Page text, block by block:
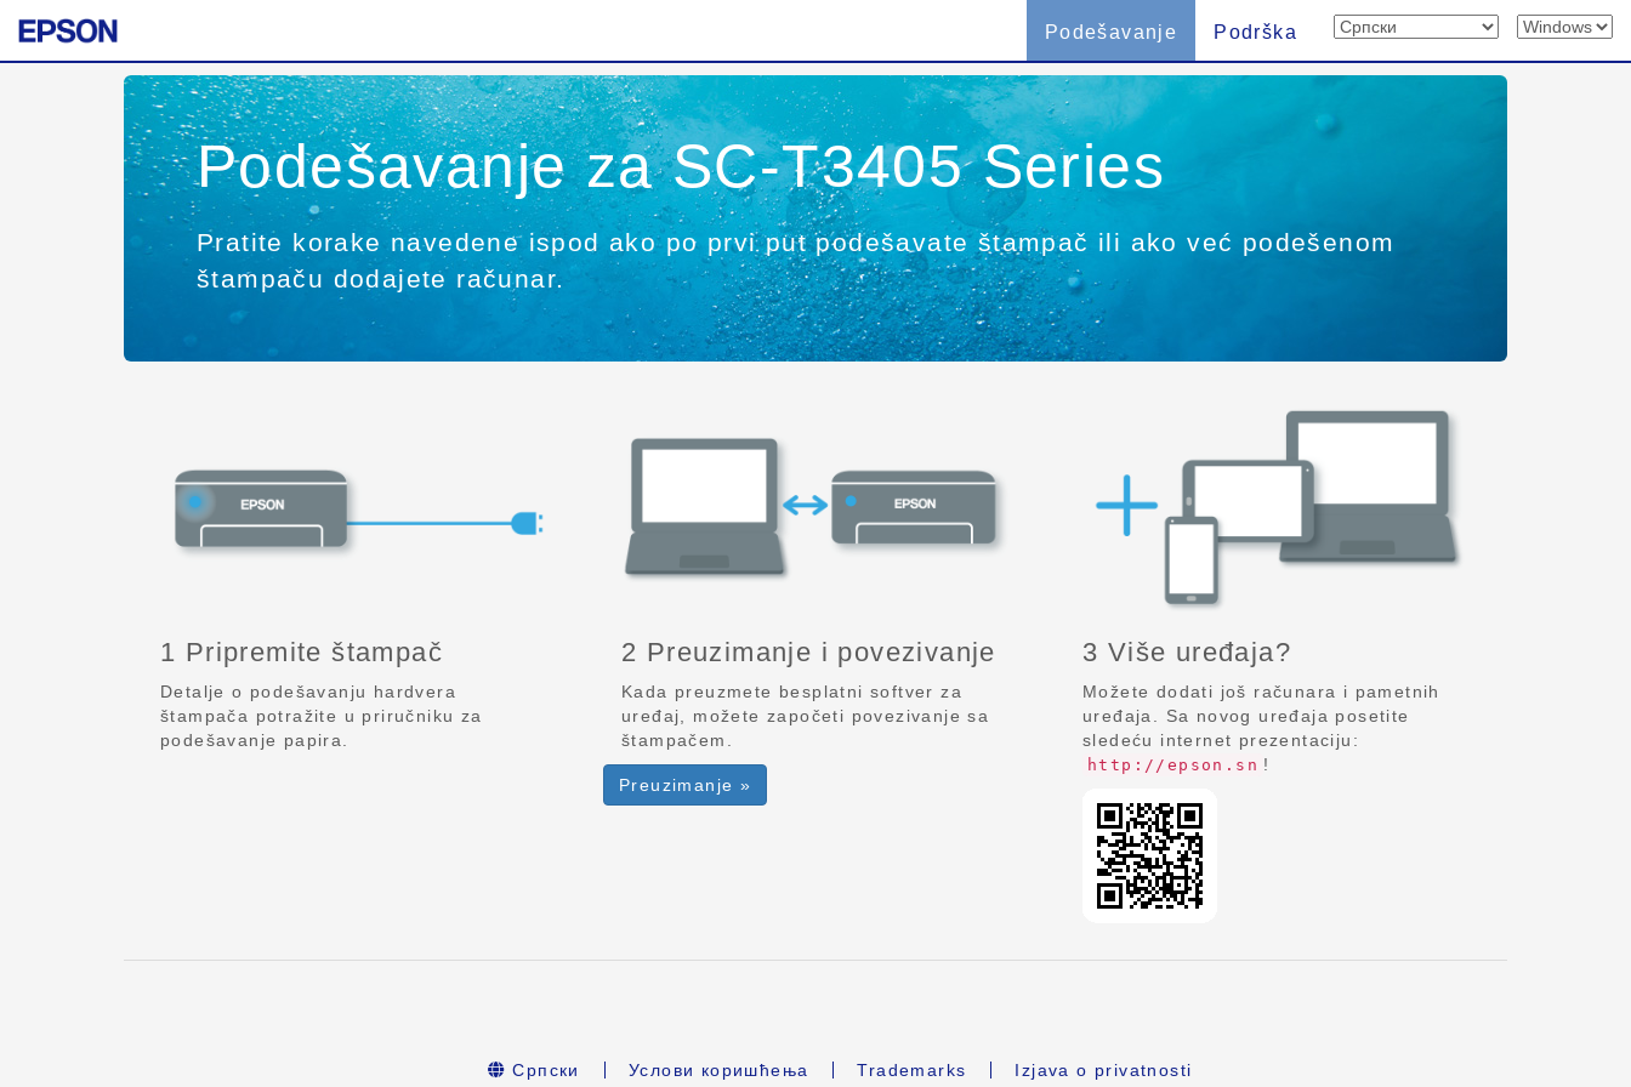
Podešavanje Podrška
Podešavanje za SC-T3405 Series
Pratite korake navedene ispod ako po prvi put podešavate štampač ili ako već podešenom
štampaču dodajete računar.
1 Pripremite štampač
Detalje o podešavanju hardvera
štampača potražite u priručniku za
podešavanje papira.
2 Preuzimanje i povezivanje
Kada preuzmete besplatni softver za
uređaj, možete započeti povezivanje sa
štampačem.
Preuzimanje »
3 Više uređaja?
Možete dodati još računara i pametnih
uređaja. Sa novog uređaja posetite
sledeću internet prezentaciju:
http://epson.sn !
Српски Услови коришћења Trademarks Izjava o privatnosti